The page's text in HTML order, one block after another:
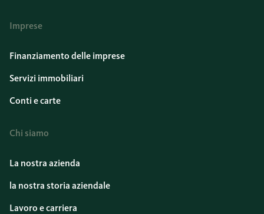
Imprese
Finanziamento delle imprese
Servizi immobiliari
Conti e carte
Chi siamo
La nostra azienda
la nostra storia aziendale
Lavoro e carriera